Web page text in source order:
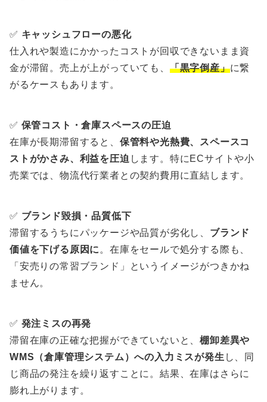
✅ キャッシュフローの悪化
仕入れや製造にかかったコストが回収できないまま資
金が滞留。売上が上がっていても、 「黒字倒産」に繋
がるケースもあります。
✅ 保管コスト・倉庫スペースの圧迫
在庫が長期滞留すると、 保管料や光熱費、スペースコ
ストがかさみ、利益を圧迫 します。特にECサイトや小
売業では、物流代行業者との契約費用に直結します。
✅ ブランド毀損・品質低下
滞留するうちにパッケージや品質が劣化し、 ブランド
価値を下げる原因に 。在庫をセールで処分する際も、
「安売りの常習ブランド」というイメージがつきかね
ません。
✅ 発注ミスの再発
滞留在庫の正確な把握ができていないと、棚卸差異や
WMS（倉庫管理システム）への入力ミスが発生 し、同
じ商品の発注を繰り返すことに。結果、在庫はさらに
膨れ上がります。